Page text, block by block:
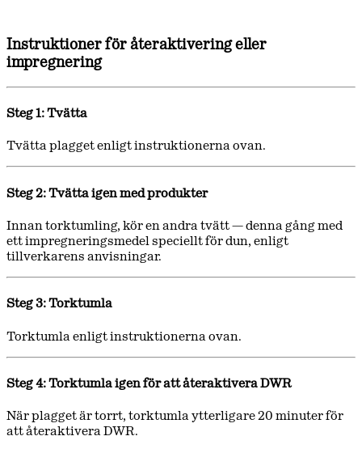
Instruktioner för återaktivering eller
impregnering
Steg 1: Tvätta
Tvätta plagget enligt instruktionerna ovan.
Steg 2: Tvätta igen med produkter
Innan torktumling, kör en andra tvätt — denna gång med
ett impregneringsmedel speciellt för dun, enligt
tillverkarens anvisningar.
Steg 3: Torktumla
Torktumla enligt instruktionerna ovan.
Steg 4: Torktumla igen för att återaktivera DWR
När plagget är torrt, torktumla ytterligare 20 minuter för
att återaktivera DWR.